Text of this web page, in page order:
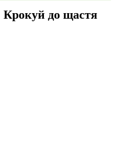
Крокуй до щастя